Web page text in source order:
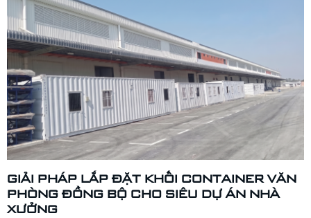
GIẢI PHÁP LẮP ĐẶT KHỐI CONTAINER VĂN
PHÒNG ĐỒNG BỘ CHO SIÊU DỰ ÁN NHÀ
XƯỞNG